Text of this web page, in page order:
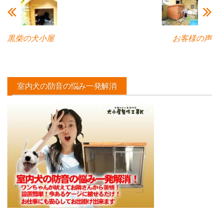
黒柴の犬小屋 お客様の声
室内犬の防音の悩み一発解消